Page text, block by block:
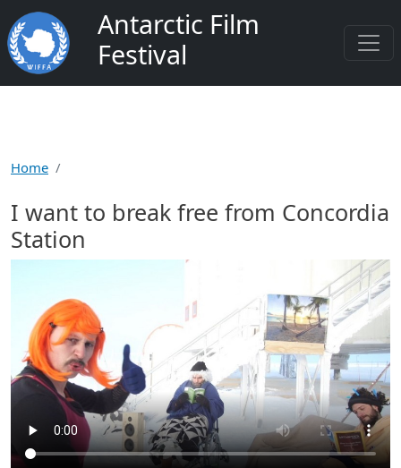
Skip to main content
Antarctic Film
Festival
Home
I want to break free from Concordia
Station